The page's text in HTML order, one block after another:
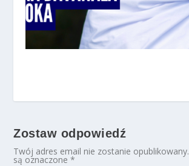
Zostaw odpowiedź
Twój adres email nie zostanie opublikowany.
są oznaczone*